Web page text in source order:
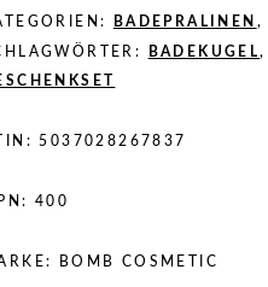
BADEPRALINEN ,
BADEKUGEL,
5037028267837
400
BOMB COSMETIC